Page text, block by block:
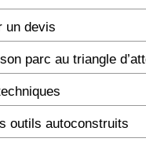
un devis
parc au triangle
outils autoconstruits